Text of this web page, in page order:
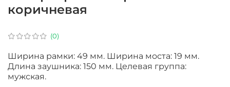
(0)
коричневая
Ширина рамки: 49 мм. Ширина моста: 19 мм.
Длина заушника: 150 мм. Целевая группа:
мужская.